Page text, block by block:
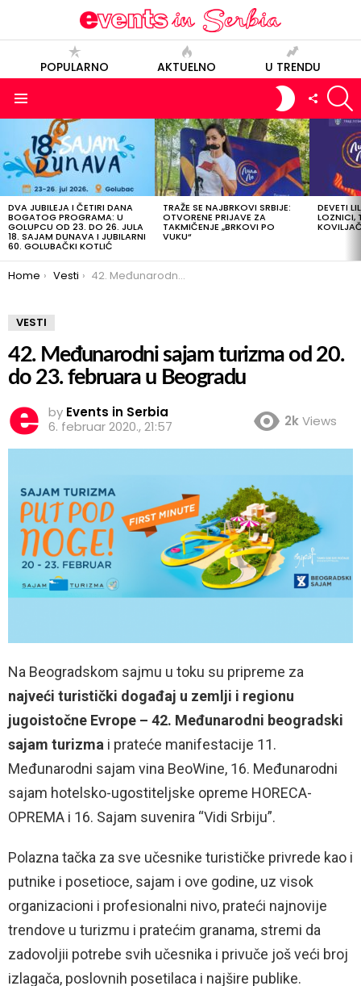
POPULARNO AKTUELNO U TRENDU
SWITCH
SKIN
FOLLOW
US
POSLEDNJE
OBJAVE
DVA JUBILEJA I ČETIRI DANA
BOGATOG PROGRAMA: U
GOLUPCU OD 23. DO 26. JULA
18. SAJAM DUNAVA I JUBILARNI
60. GOLUBAČKI KOTLIĆ
TRAŽE SE NAJBRKOVI SRBIJE:
OTVORENE PRIJAVE ZA
TAKMIČENJE „BRKOVI PO
VUKU“
DEVETI
LOZNICI,
You are here:
Home Vesti 42. Međunarodni sajam turizma od 20. do 23. februara u Beogradu
VESTI
42. Međunarodni sajam turizma od 20.
do 23. februara u Beogradu
by Events in Serbia
6. februar 2020., 21:57
2kViews
Na Beogradskom sajmu u toku su pripreme za
najveći turistički događaj u zemlji i regionu
jugoistočne Evrope – 42. Međunarodni beogradski
sajam turizma i prateće manifestacije 11.
Međunarodni sajam vina BeoWine, 16. Međunarodni
sajam hotelsko-ugostiteljske opreme HORECA-
OPREMA i 16. Sajam suvenira “Vidi Srbiju”.
Polazna tačka za sve učesnike turističke privrede kao i
putnike i posetioce, sajam i ove godine, uz visok
organizacioni i profesionalni nivo, prateći najnovije
trendove u turizmu i pratećim granama, stremi da
zadovoljii potrebe svih učesnika i privuče još veći broj
izlagača, poslovnih posetilaca i najšire publike.